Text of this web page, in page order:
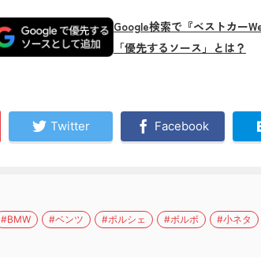
Google検索で『ベストカー
「優先するソース」とは？
Twitter Facebook
#BMW #ベンツ #ポルシェ #ボルボ #小ネタ